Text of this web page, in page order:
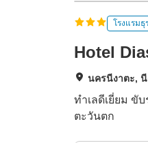
โรงแรมธุ
Hotel
นครนีงาตะ,
ทำเลดีเยี่ยม ขั
ตะวันตก